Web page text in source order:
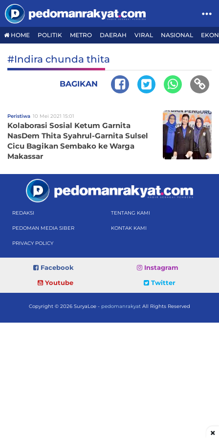
HOME POLITIK METRO DAERAH VIRAL NASIONAL
#Indira chunda thita
BAGIKAN
Peristiwa 10 Mei 2021 15:01
Kolaborasi Sosial Ketum Garnita
NasDem Thita Syahrul-Garnita Sulsel
Cicu Bagikan Sembako ke Warga
Makassar
REDAKSI TENTANG KAMI
PEDOMAN MEDIA SIBER KONTAK KAMI
PRIVACY POLICY
Facebook
Instagram
Youtube
Twitter
Copyright © 2026 SuryaLoe - pedomanrakyat All Rights Reserved
×